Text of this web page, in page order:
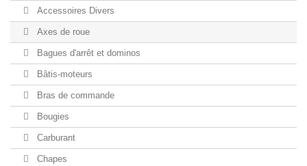
Accessoires Divers
Axes de roue
Bagues d'arrêt et dominos
Bâtis-moteurs
Bras de commande
Bougies
Carburant
Chapes